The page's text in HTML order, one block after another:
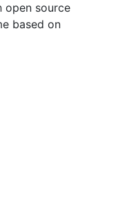
open source
based on